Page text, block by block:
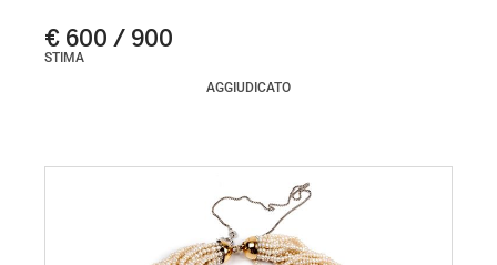
€ 600 / 900
STIMA
AGGIUDICATO